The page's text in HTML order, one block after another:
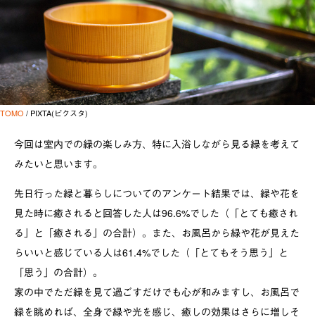
TOMO / PIXTA(ピクスタ)
今回は室内での緑の楽しみ方、特に入浴しながら見る緑を考えて
みたいと思います。
先日行った緑と暮らしについてのアンケート結果では、緑や花を
見た時に癒されると回答した人は96.6%でした（「とても癒され
る」と「癒される」の合計）。また、お風呂から緑や花が見えた
らいいと感じている人は61.4%でした（「とてもそう思う」と
「思う」の合計）。
家の中でただ緑を見て過ごすだけでも心が和みますし、お風呂で
緑を眺めれば、全身で緑や光を感じ、癒しの効果はさらに増しそ